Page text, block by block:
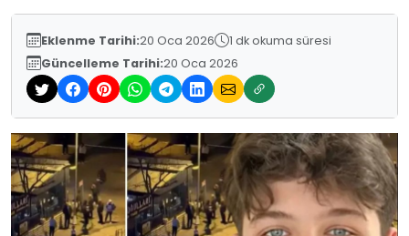
Eklenme Tarihi:20 Oca 2026
1 dk okuma süresi
Güncelleme Tarihi:20 Oca 2026